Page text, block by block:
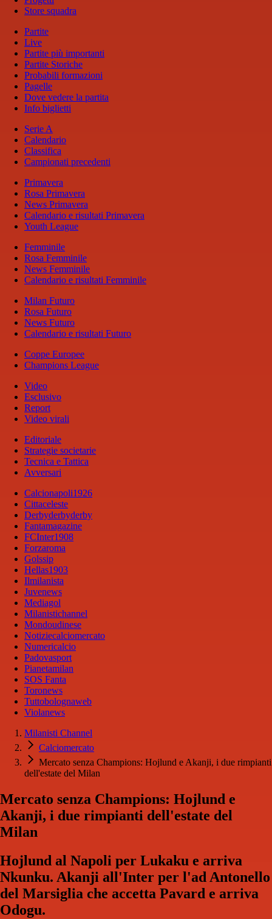
Store squadra
Partite
Live
Partite più importanti
Partite Storiche
Probabili formazioni
Pagelle
Dove vedere la partita
Info biglietti
Serie A
Calendario
Classifica
Campionati precedenti
Primavera
Rosa Primavera
News Primavera
Calendario e risultati Primavera
Youth League
Femminile
Rosa Femminile
News Femminile
Calendario e risultati Femminile
Milan Futuro
Rosa Futuro
News Futuro
Calendario e risultati Futuro
Coppe Europee
Champions League
Video
Esclusivo
Report
Video virali
Editoriale
Strategie societarie
Tecnica e Tattica
Avversari
Calcionapoli1926
Cittaceleste
Derbyderbyderby
Fantamagazine
FCInter1908
Forzaroma
Golssip
Hellas1903
Ilmilanista
Juvenews
Mediagol
Milanistichannel
Mondoudinese
Notiziecalciomercato
Numericalcio
Padovasport
Pianetamilan
SOS Fanta
Toronews
Tuttobolognaweb
Violanews
Milanisti Channel
Calciomercato
Mercato senza Champions: Hojlund e Akanji, i due rimpianti
dell'estate del Milan
Mercato senza Champions: Hojlund e
Akanji, i due rimpianti dell'estate del
Milan
Hojlund al Napoli per Lukaku e arriva
Nkunku. Akanji all'Inter per l'ad Antonello
del Marsiglia che accetta Pavard e arriva
Odogu.